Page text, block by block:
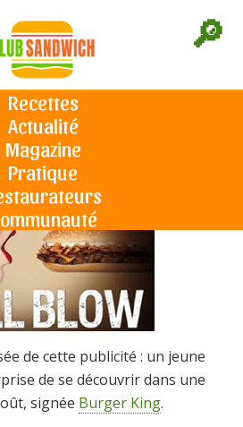
🔎
Recettes
Actualité
Magazine
Pratique
Burger King : la publicité de trop
la publicité de trop
Le 18/08/2014
de cette publicité : un jeune
de se découvrir dans une
signée Burger King.